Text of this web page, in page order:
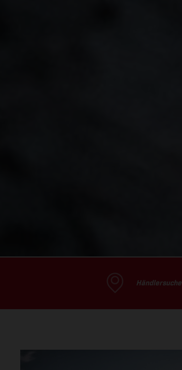
Händlersuche